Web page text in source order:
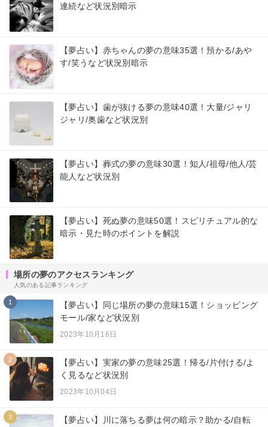
連続など状況別暗示
【夢占い】赤ちゃんの夢の意味35選！預かる/あや
す/笑うなど状況別暗示
【夢占い】歯が抜ける夢の意味40選！大量/ジャリ
ジャリ/奥歯など状況別
【夢占い】葬式の夢の意味30選！知人/祖母/他人/芸
能人など状況別
【夢占い】死ぬ夢の意味50選！スピリチュアル的な
暗示・見た時のポイントを解説
場所の夢のアクセスランキング
人気のある記事ランキング
1
【夢占い】同じ場所の夢の意味15選！ショッピング
モール/家など状況別
2023年10月16日
2
【夢占い】実家の夢の意味25選！帰る/片付ける/よ
く見るなど状況別
2023年10月04日
3
【夢占い】川に落ちる夢は何の暗示？助かる/自転